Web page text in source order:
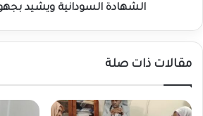
الشهادة السودانية ويشيد
مقالات ذات صلة